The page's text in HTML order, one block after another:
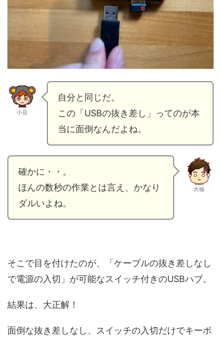
小豆
自分と同じだ。
この「USBの抜き差し」ってのが本
当に面倒なんだよね。
確かに・・。
ほんの数秒の作業とは言え、かなり
ダルいよね。
大福
そこで目を付けたのが、「ケーブルの抜き差しなし
で電源の入切」が可能なスイッチ付きのUSBハブ。
結果は、大正解！
面倒な抜き差しなし、スイッチの入切だけでキーボ